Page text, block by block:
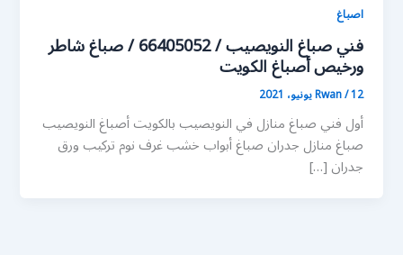
اصباغ
فني صباغ النويصيب / 66405052 / صباغ شاطر
ورخيص أصباغ الكويت
Rwan/12 يونيو، 2021
أول فني صباغ منازل في النويصيب بالكويت أصباغ النويصيب
صباغ منازل جدران صباغ أبواب خشب غرف نوم تركيب ورق
جدران […]